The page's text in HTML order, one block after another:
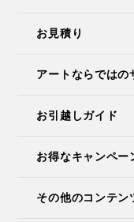
お見積り
アートならではの
お引越しガイド
お得なキャンペー
その他のコンテン